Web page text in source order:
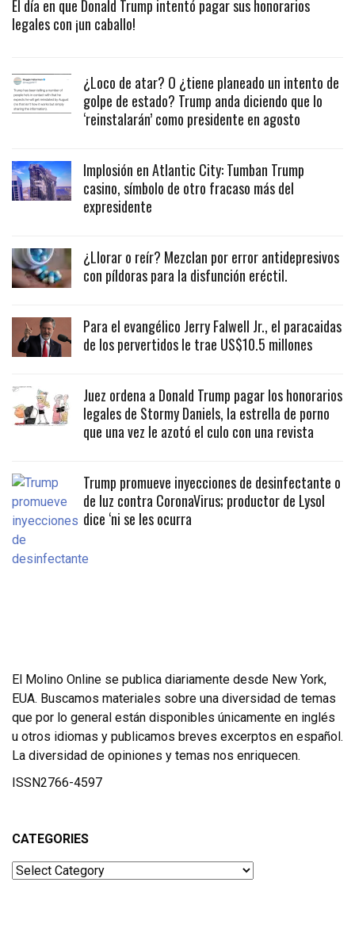
El día en que Donald Trump intentó pagar sus honorarios
legales con ¡un caballo!
¿Loco de atar? O ¿tiene planeado un intento de
golpe de estado? Trump anda diciendo que lo
‘reinstalarán’ como presidente en agosto
Implosión en Atlantic City: Tumban Trump
casino, símbolo de otro fracaso más del
expresidente
¿Llorar o reír? Mezclan por error antidepresivos
con píldoras para la disfunción eréctil.
Para el evangélico Jerry Falwell Jr., el paracaidas
de los pervertidos le trae US$10.5 millones
Juez ordena a Donald Trump pagar los honorarios
legales de Stormy Daniels, la estrella de porno
que una vez le azotó el culo con una revista
Trump promueve inyecciones de desinfectante o
de luz contra CoronaVirus; productor de Lysol
dice ‘ni se les ocurra
El Molino Online se publica diariamente desde New York,
EUA. Buscamos materiales sobre una diversidad de temas
que por lo general están disponibles únicamente en inglés
u otros idiomas y publicamos breves excerptos en español.
La diversidad de opiniones y temas nos enriquecen.
ISSN2766-4597
CATEGORIES
Categories